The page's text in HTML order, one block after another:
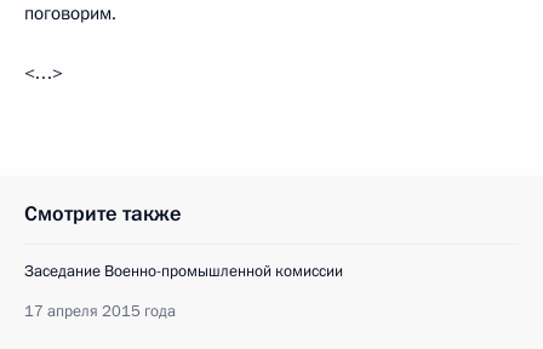
поговорим.
<…>
Смотрите также
Заседание Военно-промышленной комиссии
17 апреля 2015 года